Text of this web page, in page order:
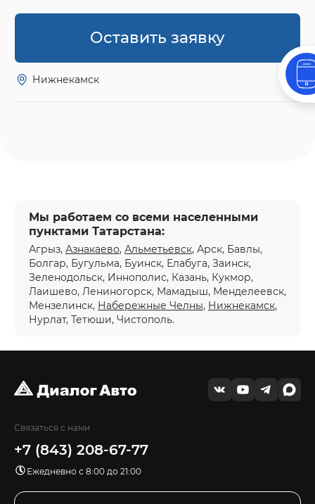
Оставить заявку
Нижнекамск
Мы работаем со всеми населенными
пунктами Татарстана:
Агрыз, Азнакаево, Альметьевск, Арск, Бавлы,
Болгар, Бугульма, Буинск, Елабуга, Заинск,
Зеленодольск, Иннополис, Казань, Кукмор,
Лаишево, Лениногорск, Мамадыш, Менделеевск,
Мензелинск, Набережные Челны, Нижнекамск,
Нурлат, Тетюши, Чистополь.
Связаться с нами
+7 (843) 208-67-77
Ежедневно с 8:00 до 21:00